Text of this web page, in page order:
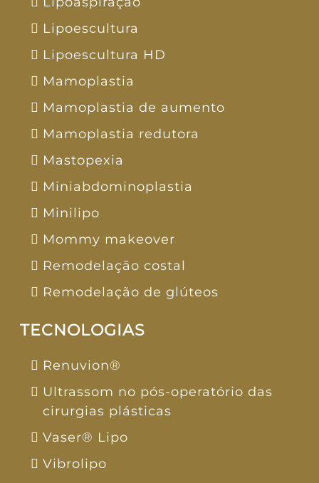
Lipoescultura
Lipoescultura HD
Mamoplastia
Mamoplastia de aumento
Mamoplastia redutora
Mastopexia
Miniabdominoplastia
Minilipo
Mommy makeover
Remodelação costal
Remodelação de glúteos
TECNOLOGIAS
Renuvion®
Ultrassom no pós-operatório das
cirurgias plásticas
Vaser® Lipo
Vibrolipo